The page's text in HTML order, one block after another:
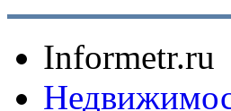
Informetr.ru